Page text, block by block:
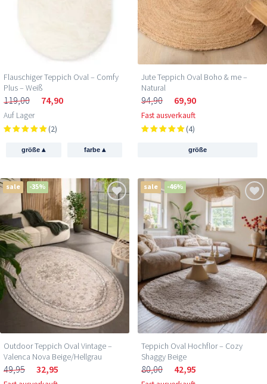
Flauschiger Teppich Oval – Comfy
Plus – Weiß
119,00 74,90
Auf Lager
(2)
größe▴ farbe ▴
Jute Teppich Oval Boho & me –
Natural
94,90 69,90
Fast ausverkauft
(4)
größe
sale -35%
Outdoor Teppich Oval Vintage –
Valenca Nova Beige/Hellgrau
49,95 32,95
sale -46%
Teppich Oval Hochflor – Cozy
Shaggy Beige
80,00 42,95